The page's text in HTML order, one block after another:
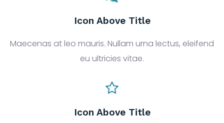
Icon Above Title
Maecenas at leo mauris. Nullam urna lectus, eleifend
eu ultricies vitae.
Icon Above Title